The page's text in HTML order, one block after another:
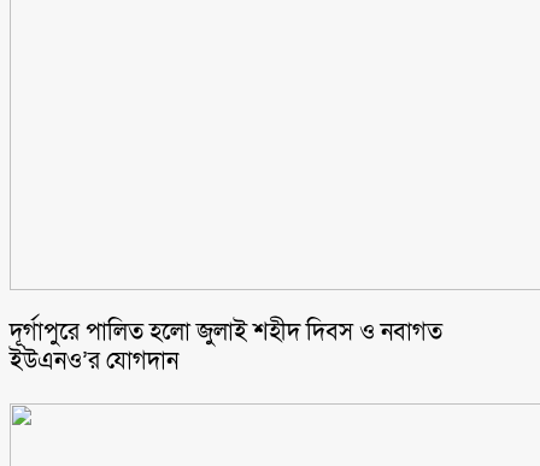
‎দূর্গাপুরে পালিত হলো জুলাই শহীদ দিবস ও নবাগত
ইউএনও’র যোগদান ‎